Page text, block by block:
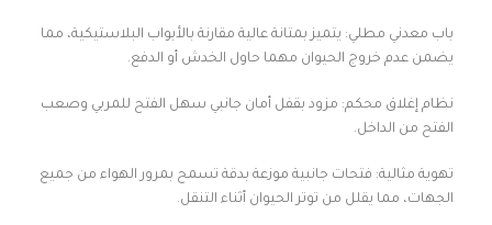
باب معدني مطلي: يتميز بمتانة عالية مقارنة بالأبواب البلاستيكية، مما
يضمن عدم خروج الحيوان مهما حاول الخدش أو الدفع.
نظام إغلاق محكم: مزود بقفل أمان جانبي سهل الفتح للمربي وصعب
الفتح من الداخل.
تهوية مثالية: فتحات جانبية موزعة بدقة تسمح بمرور الهواء من جميع
الجهات، مما يقلل من توتر الحيوان أثناء التنقل.